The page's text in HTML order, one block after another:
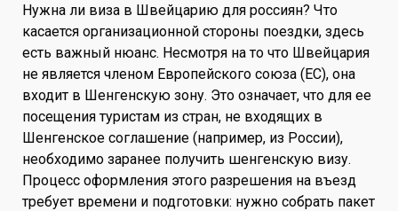
Нужна ли виза в Швейцарию для россиян? Что
касается организационной стороны поездки, здесь
есть важный нюанс. Несмотря на то что Швейцария
не является членом Европейского союза (ЕС), она
входит в Шенгенскую зону. Это означает, что для ее
посещения туристам из стран, не входящих в
Шенгенское соглашение (например, из России),
необходимо заранее получить шенгенскую визу.
Процесс оформления этого разрешения на въезд
требует времени и подготовки: нужно собрать пакет